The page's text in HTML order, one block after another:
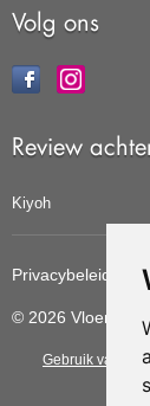
Volg ons
Review
Kiyoh
Privacybeleid
© 2026
Gebruik van